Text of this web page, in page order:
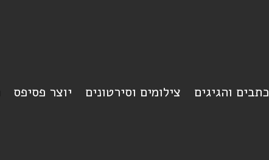
כתבים והגיגים צילומים וסירטונים יוצר פסיפס